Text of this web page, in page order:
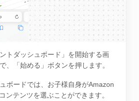
トダッシュボード」を開始する画
、「始める」ボタンを押します。
ボードでは、お子様自身がAmazon
ンテンツを選ぶことができます。